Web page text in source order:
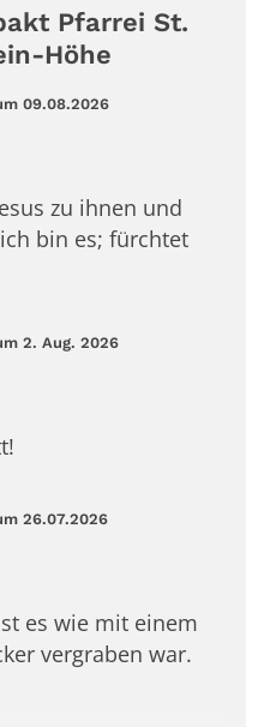
Pfarrei St.
Höhe
09.08.2026:
zu ihnen und
bin es; fürchtet
2. Aug. 2026:
26.07.2026:
es wie mit einem
vergraben war.